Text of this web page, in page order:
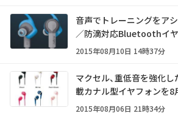
音声でトレーニングをア
／防滴対応Bluetoothイ
2015年08月10日 14時37分
マクセル、重低音を強化
載カナル型イヤフォンを8
2015年08月06日 21時34分